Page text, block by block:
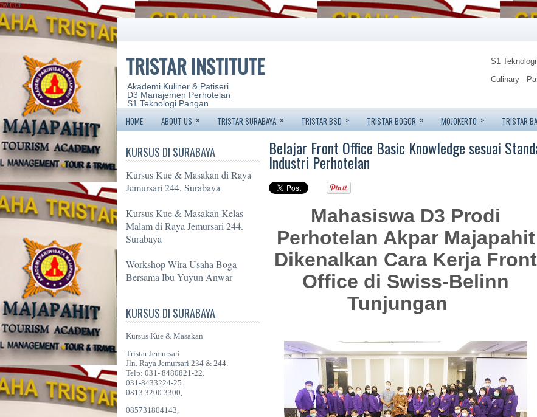
twitter
TRISTAR INSTITUTE
Akademi Kuliner & Patiseri
D3 Manajemen Perhotelan
S1 Teknologi Pangan
S1
Culinary -
Food
Tristar
Info:
HOME ABOUT US » TRISTAR SURABAYA » TRISTAR BSD » TRISTAR BOGOR » MOJOKERTO » TRISTAR
KURSUS DI SURABAYA
Kursus Kue & Masakan di Raya
Jemursari 244. Surabaya
Kursus Kue & Masakan Kelas
Malam di Raya Jemursari 244.
Surabaya
Workshop Wira Usaha Boga
Bersama Ibu Yuyun Anwar
KURSUS DI SURABAYA
Kursus Kue & Masakan
Tristar Jemursari
Jln. Raya Jemursari 234 & 244.
Telp: 031- 8480821-22.
031-8433224-25.
0813 3200 3300,
085731804143,
Belajar Front Office Basic Knowledge sesuai
Industri Perhotelan
Mahasiswa D3 Prodi
Perhotelan Akpar Majapahit
Dikenalkan Cara Kerja Front
Office di Swiss-Belinn
Tunjungan